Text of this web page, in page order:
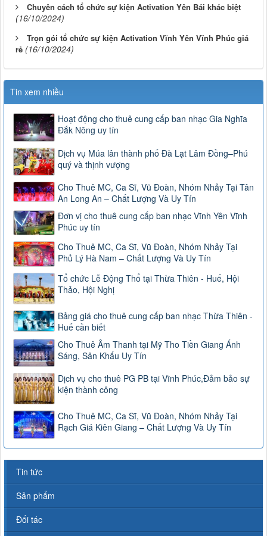
Chuyên cách tổ chức sự kiện Activation Yên Bái khác biệt
(16/10/2024)
Trọn gói tổ chức sự kiện Activation Vĩnh Yên Vĩnh Phúc giá
rẻ (16/10/2024)
Tin xem nhiều
Hoạt động cho thuê cung cấp ban nhạc Gia Nghĩa
Đắk Nông uy tín
Dịch vụ Múa lân thành phố Đà Lạt Lâm Đồng–Phú
quý và thịnh vượng
Cho Thuê MC, Ca Sĩ, Vũ Đoàn, Nhóm Nhảy Tại Tân
An Long An – Chất Lượng Và Uy Tín
Đơn vị cho thuê cung cấp ban nhạc Vĩnh Yên Vĩnh
Phúc uy tín
Cho Thuê MC, Ca Sĩ, Vũ Đoàn, Nhóm Nhảy Tại
Phủ Lý Hà Nam – Chất Lượng Và Uy Tín
Tổ chức Lễ Động Thổ tại Thừa Thiên - Huế, Hội
Thảo, Hội Nghị
Bảng giá cho thuê cung cấp ban nhạc Thừa Thiên -
Huế cần biết
Cho Thuê Âm Thanh tại Mỹ Tho Tiền Giang Ánh
Sáng, Sân Khấu Uy Tín
Dịch vụ cho thuê PG PB tại Vĩnh Phúc,Đảm bảo sự
kiện thành công
Cho Thuê MC, Ca Sĩ, Vũ Đoàn, Nhóm Nhảy Tại
Rạch Giá Kiên Giang – Chất Lượng Và Uy Tín
Tin tức
Sản phẩm
Đối tác